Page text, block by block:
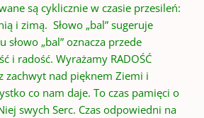
są cyklicznie w czasie przesileń:
i zimą. Słowo „bal” sugeruje
słowo „bal” oznacza przede
i radość. Wyrażamy RADOŚĆ
zachwyt nad pięknem Ziemi i
co nam daje. To czas pamięci o
swych Serc. Czas odpowiedni na